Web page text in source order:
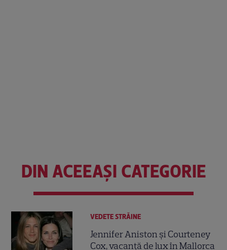
DIN ACEEAȘI CATEGORIE
VEDETE STRĂINE
Jennifer Aniston și Courteney
Cox, vacanță de lux în Mallorca